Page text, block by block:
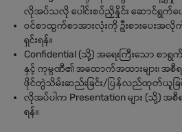
လိုအပ်သလို ပေါင်းစပ်ညှိနှိုင်း ဆောင်ရွက်ပေ
ဝင်စာထွက်စာအားလုံးကို ဦးစားပေးအ
ရှင်းရန်။
Confidential (သို့) အရေးကြီးသော စာရွ
နှင့် ကုမ္ပဏီ၏ အထောက်အထားများ၊ အစီရ
ဖိုင်တွဲသိမ်းဆည်းခြင်း/ပြန်လည်ထုတ်ယူခြင်း
လိုအပ်ပါက Presentation များ (သို့) အစီ
ရန်။